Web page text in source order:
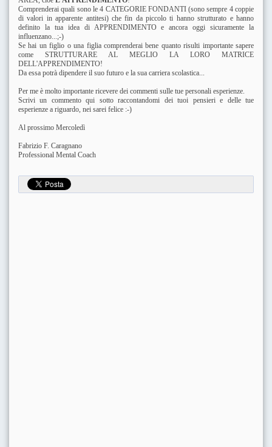
Comprenderai quali sono le 4 CATEGORIE FONDANTI (sono sempre 4 coppie
di valori in apparente antitesi) che fin da piccolo ti hanno strutturato e hanno
definito la tua idea di APPRENDIMENTO e ancora oggi sicuramente la
influenzano...;-)
Se hai un figlio o una figlia comprenderai bene quanto risulti importante sapere
come STRUTTURARE AL MEGLIO LA LORO MATRICE
DELL'APPRENDIMENTO!
Da essa potrà dipendere il suo futuro e la sua carriera scolastica...
Per me è molto importante ricevere dei commenti sulle tue personali esperienze.
Scrivi un commento qui sotto raccontandomi dei tuoi pensieri e delle tue
esperienze a riguardo, nei sarei felice :-)
Al prossimo Mercoledì
Fabrizio F. Caragnano
Professional Mental Coach